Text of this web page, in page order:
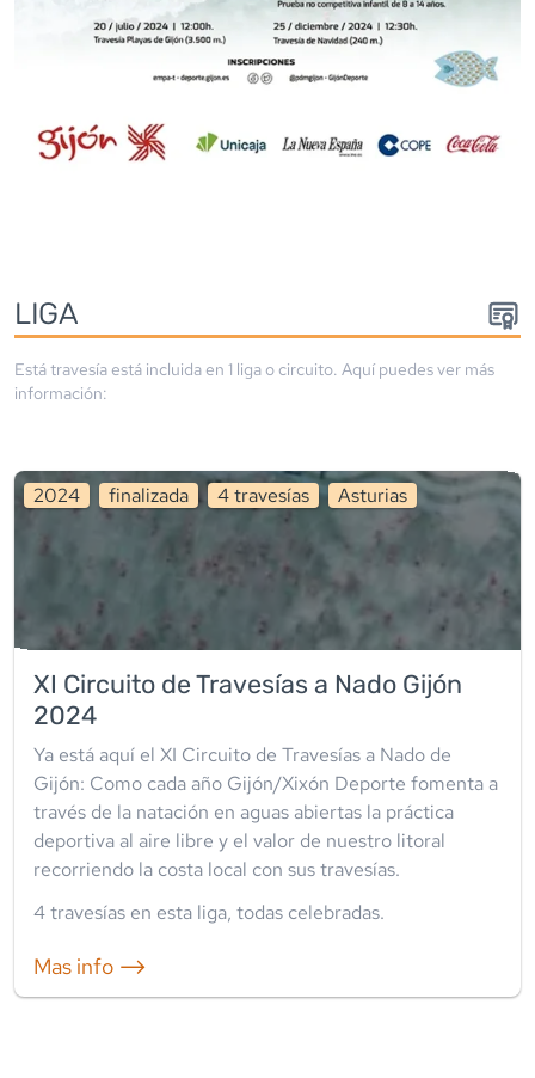
LIGA
Está travesía está incluida en 1 liga o circuito. Aquí puedes ver más
información:
2024 finalizada 4travesías Asturias
XI Circuito de Travesías a Nado Gijón
2024
Ya está aquí el XI Circuito de Travesías a Nado de
Gijón: Como cada año Gijón/Xixón Deporte fomenta a
través de la natación en aguas abiertas la práctica
deportiva al aire libre y el valor de nuestro litoral
recorriendo la costa local con sus travesías.
4travesías en esta liga, todas celebradas.
Mas info ⟶